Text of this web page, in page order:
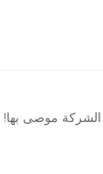
الشركة موصى بها!